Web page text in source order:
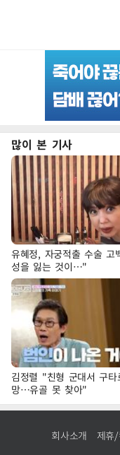
많이 본 기사
유혜정, 자궁적출 수술 고
성을 잃는 것이…"
김정렬 "친형 군대서 구
망…유골 못 찾아"
회사소개 제휴